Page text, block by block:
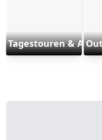
Tagestouren &